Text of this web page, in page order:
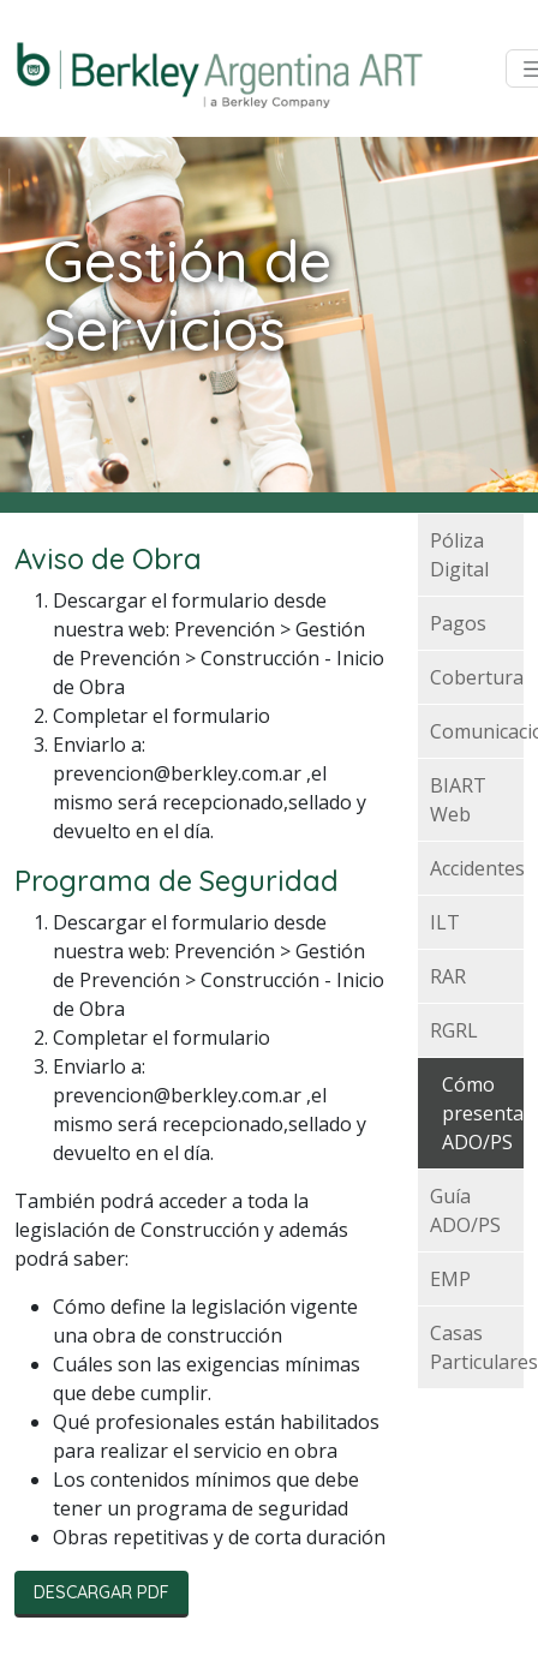
Gestión de
Servicios
Aviso de Obra
Descargar el formulario desde
nuestra web: Prevención > Gestión
de Prevención > Construcción - Inicio
de Obra
Completar el formulario
Enviarlo a:
prevencion@berkley.com.ar ,el
mismo será recepcionado,sellado y
devuelto en el día.
Programa de Seguridad
Descargar el formulario desde
nuestra web: Prevención > Gestión
de Prevención > Construcción - Inicio
de Obra
Completar el formulario
Enviarlo a:
prevencion@berkley.com.ar ,el
mismo será recepcionado,sellado y
devuelto en el día.
También podrá acceder a toda la
legislación de Construcción y además
podrá saber:
Cómo define la legislación vigente
una obra de construcción
Cuáles son las exigencias mínimas
que debe cumplir.
Qué profesionales están habilitados
para realizar el servicio en obra
Los contenidos mínimos que debe
tener un programa de seguridad
Obras repetitivas y de corta duración
DESCARGAR PDF
Póliza
Digital
Pagos
Cobertura
BIART
Web
Accidentes
ILT
RAR
RGRL
Cómo
presentar
ADO/PS
Guía
ADO/PS
EMP
Casas
Particulares